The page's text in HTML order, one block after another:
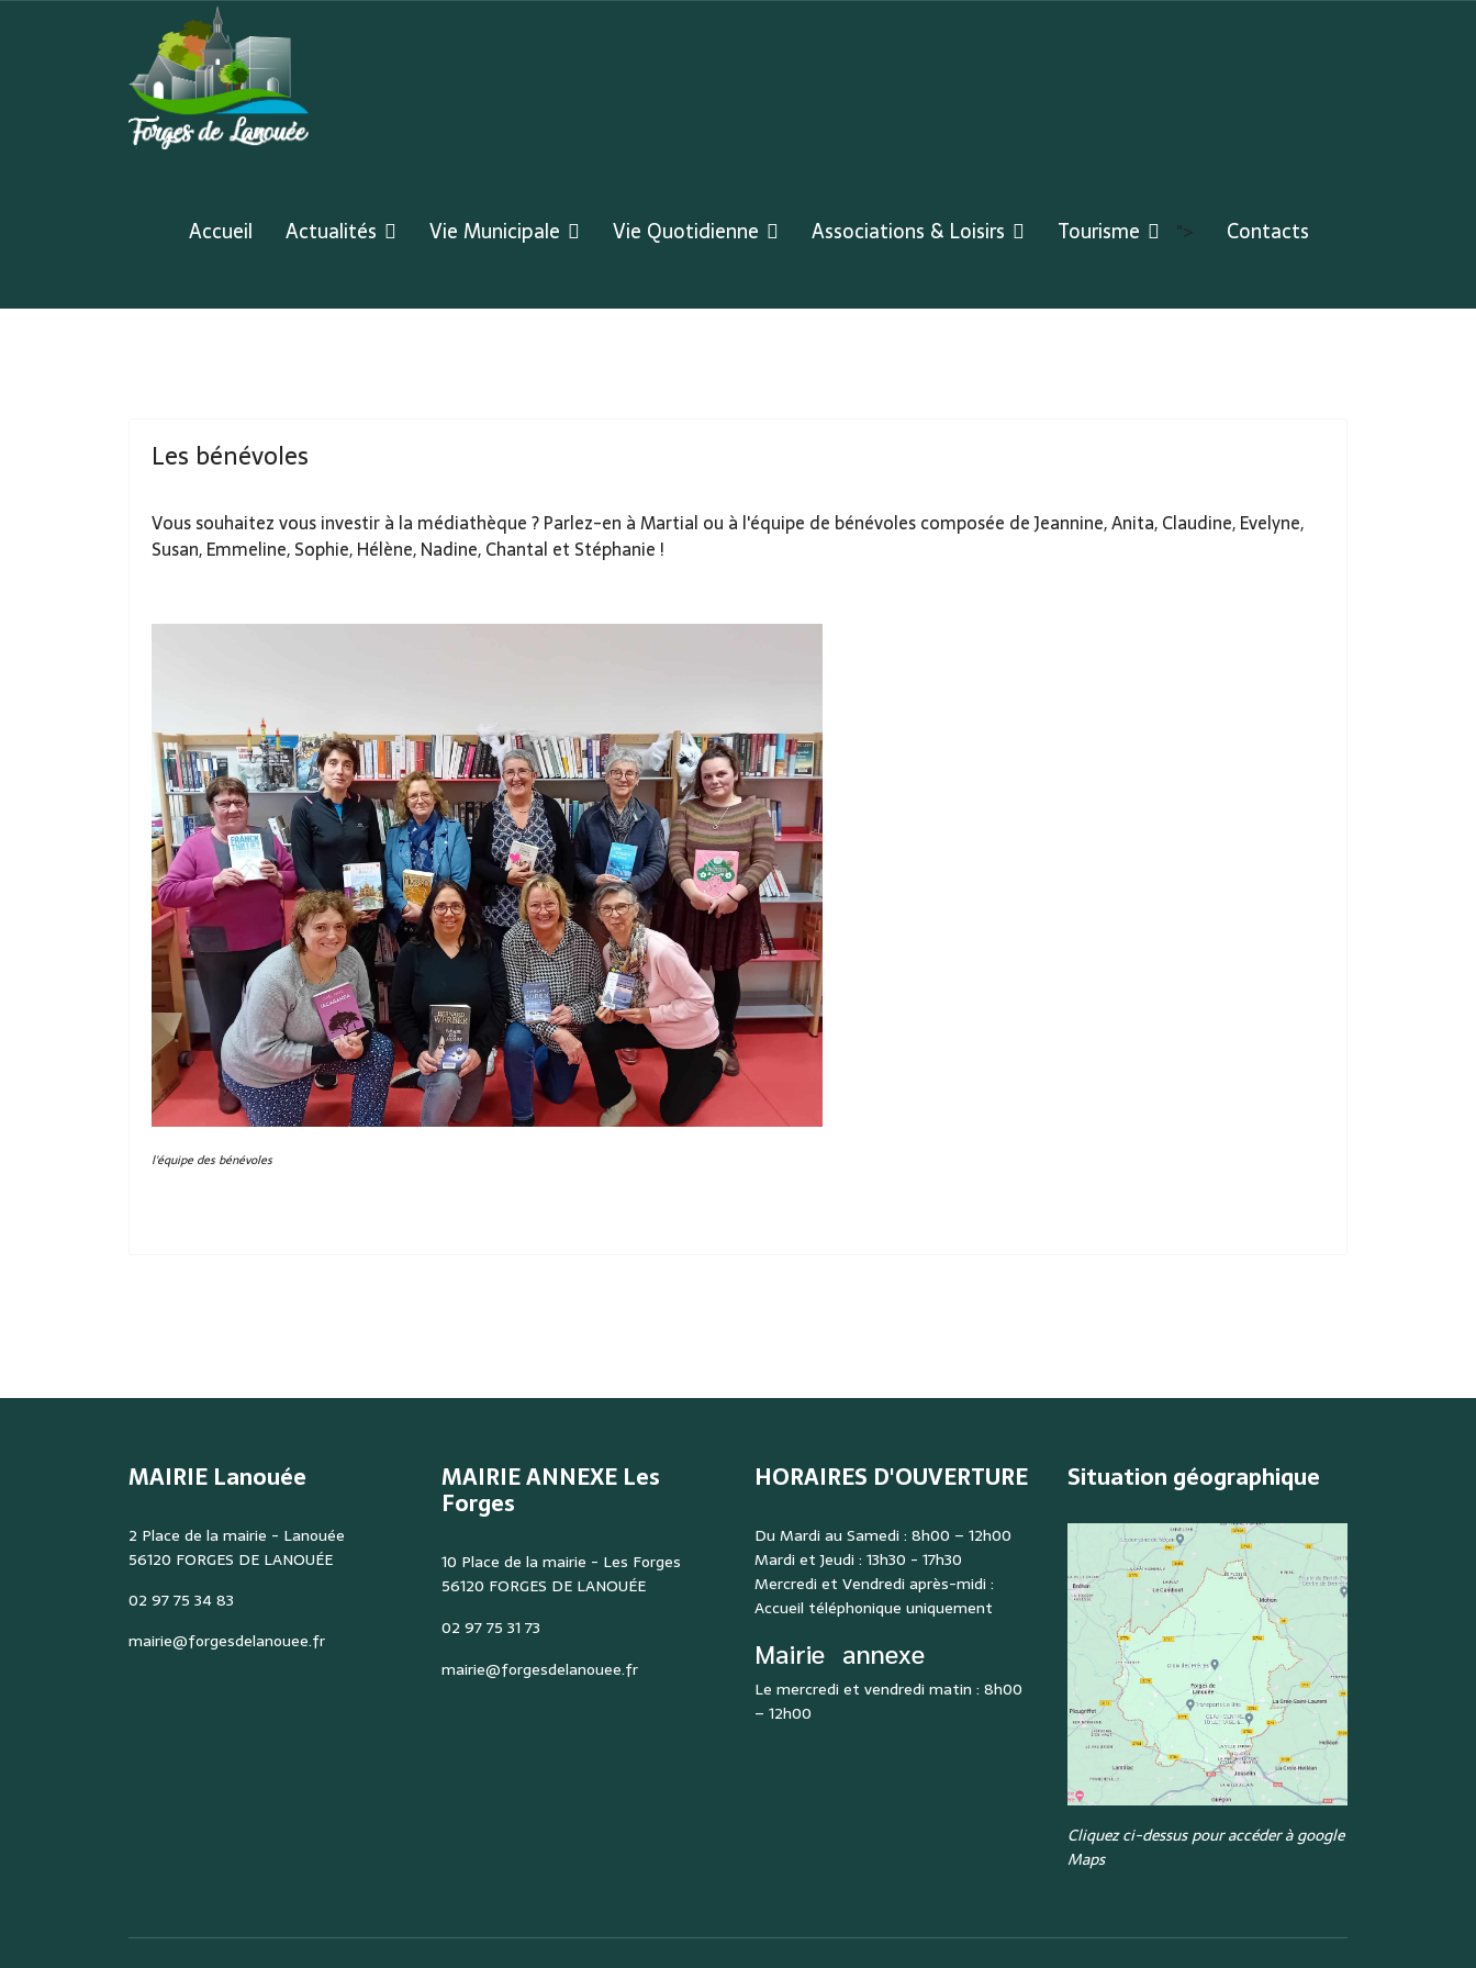
Accueil Actualités Vie Municipale Vie Quotidienne Associations & Loisirs Tourisme "> Contacts
Les bénévoles
Vous souhaitez vous investir à la médiathèque ? Parlez-en à Martial ou à l'équipe de bénévoles composée de Jeannine, Anita, Claudine, Evelyne,
Susan, Emmeline, Sophie, Hélène, Nadine, Chantal et Stéphanie !
l'équipe des bénévoles
MAIRIE Lanouée
2 Place de la mairie - Lanouée
56120 FORGES DE LANOUÉE
02 97 75 34 83
mairie@forgesdelanouee.fr
MAIRIE ANNEXE Les
Forges
10 Place de la mairie - Les Forges
56120 FORGES DE LANOUÉE
02 97 75 31 73
mairie@forgesdelanouee.fr
HORAIRES D'OUVERTURE
Du Mardi au Samedi : 8h00 – 12h00
Mardi et Jeudi : 13h30 - 17h30
Mercredi et Vendredi après-midi :
Accueil téléphonique uniquement
Mairie annexe
Le mercredi et vendredi matin : 8h00
– 12h00
Situation géographique
Cliquez ci-dessus pour accéder à google
Maps